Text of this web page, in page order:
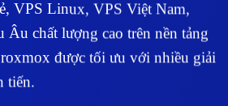
VPS Linux, VPS Việt Nam,
Âu chất lượng cao trên nền tảng
được tối ưu với nhiều giải
tiến.